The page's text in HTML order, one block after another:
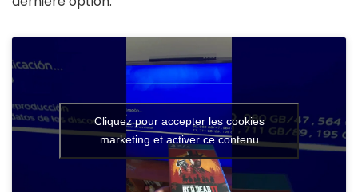
Cliquez pour accepter les cookies
marketing et activer ce contenu